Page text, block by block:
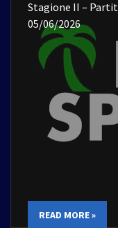
Stagione II –
05/06/2026
READ MORE »